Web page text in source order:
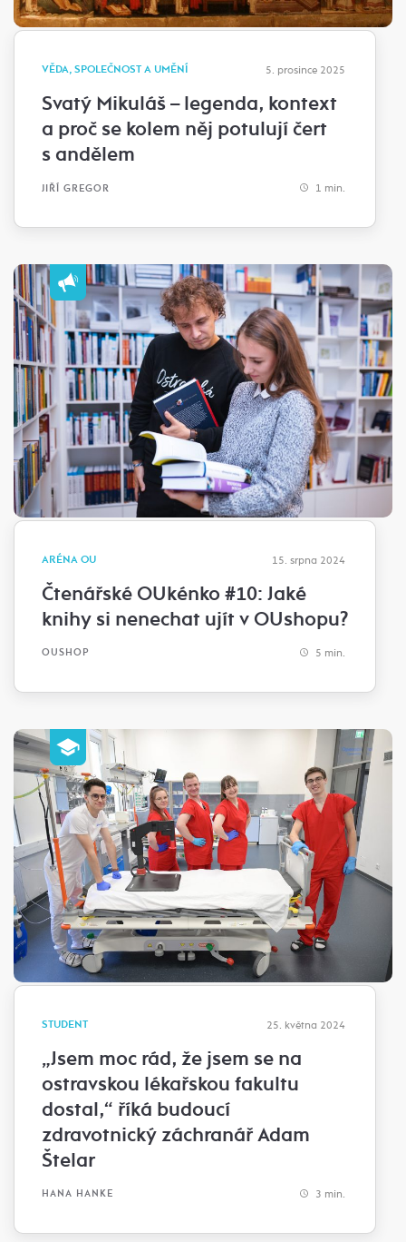
VĚDA, SPOLEČNOST A UMĚNÍ 5. prosince 2025
Svatý Mikuláš – legenda, kontext
a proč se kolem něj potulují čert
s andělem
JIŘÍ GREGOR 1 min.
ARÉNA OU 15. srpna 2024
Čtenářské OUkénko #10: Jaké
knihy si nenechat ujít v OUshopu?
OUSHOP 5 min.
STUDENT 25. května 2024
„Jsem moc rád, že jsem se na
ostravskou lékařskou fakultu
dostal,“ říká budoucí
zdravotnický záchranář Adam
Štelar
HANA HANKE 3 min.